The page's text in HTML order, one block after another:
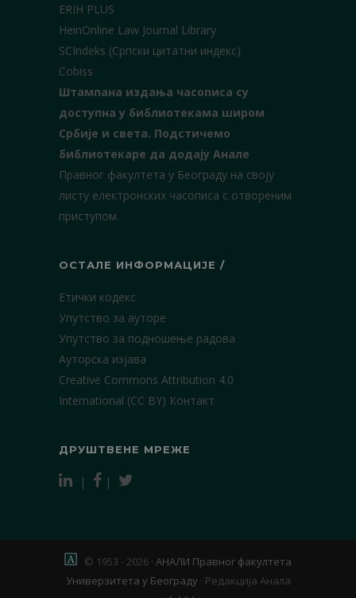
ERIH PLUS
HeinOnline Law Journal Library
SCIndeks (Српски цитатни индекс)
Cobiss
Штампана издања часописа су
доступна у библиотекама широм
Србије и света. Подстичемо
библиотекаре да додају Анале
Правног факултета у Београду на своју
листу електронских часописа с отвореним
приступом.
ОСТАЛЕ ИНФОРМАЦИЈЕ /
Етички кодекс
Упутство за ауторе
Упутство за подношење радова
Ауторска изјава
Creative Commons Attribution 4.0
International (CC BY) Контакт
ДРУШТВЕНЕ МРЕЖЕ
| |
© 1953 - 2026 · АНАЛИ Правног факултета
Универзитета у Београду · Редакција Анала